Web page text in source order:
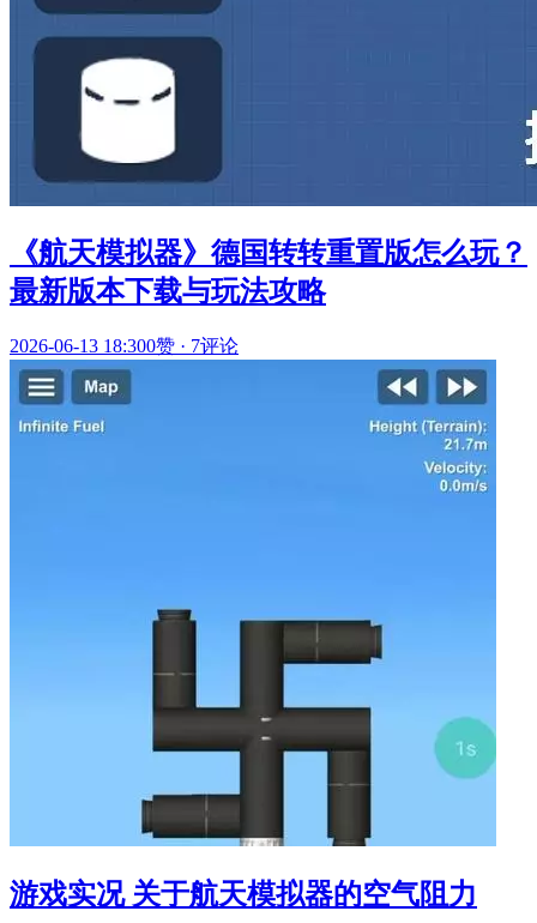
《航天模拟器》德国转转重置版怎么玩？
最新版本下载与玩法攻略
2026-06-13 18:300赞 · 7评论
游戏实况 关于航天模拟器的空气阻力